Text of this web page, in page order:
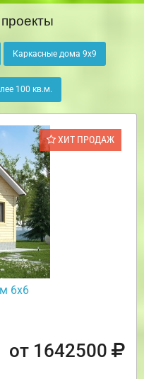
Каркасные дома 9х9
100 кв.м.
ХИТ ПРОДАЖ
6х6
от 1642500